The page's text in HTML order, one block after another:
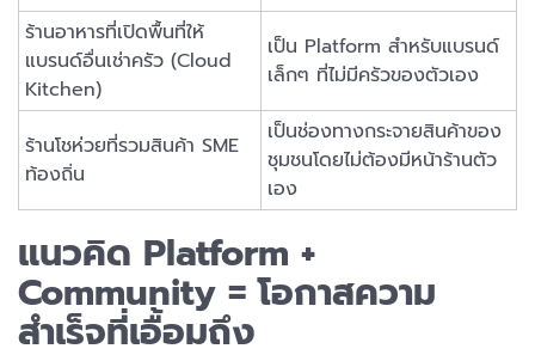
ร้านอาหารที่เปิดพื้นที่ให้
แบรนด์อื่นเช่าครัว (Cloud
Kitchen)
เป็น Platform สำหรับแบรนด์
เล็กๆ ที่ไม่มีครัวของตัวเอง
ร้านโชห่วยที่รวมสินค้า SME
ท้องถิ่น
เป็นช่องทางกระจายสินค้าของ
ชุมชนโดยไม่ต้องมีหน้าร้านตัว
เอง
แนวคิด Platform +
Community = โอกาสความ
สำเร็จที่เอื้อมถึง